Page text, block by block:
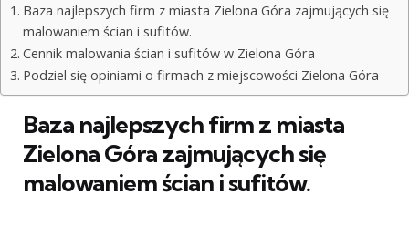
Baza najlepszych firm z miasta Zielona Góra zajmujących się
malowaniem ścian i sufitów.
Cennik malowania ścian i sufitów w Zielona Góra
Podziel się opiniami o firmach z miejscowości Zielona Góra
Baza najlepszych firm z miasta
Zielona Góra zajmujących się
malowaniem ścian i sufitów.